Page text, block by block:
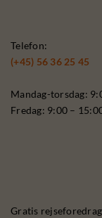
Telefon:
(+45) 56 36 25 45
Mandag-torsdag:
Fredag: 9:00 –
Gratis